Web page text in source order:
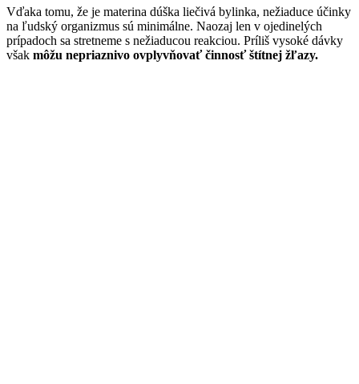
Vďaka tomu, že je materina dúška liečivá bylinka, nežiaduce účinky
na ľudský organizmus sú minimálne. Naozaj len v ojedinelých
prípadoch sa stretneme s nežiaducou reakciou. Príliš vysoké dávky
však môžu nepriaznivo ovplyvňovať činnosť štítnej žľazy.